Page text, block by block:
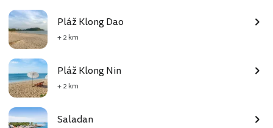
Pláž Klong Dao
+ 2 km
Pláž Klong Nin
+ 2 km
Saladan